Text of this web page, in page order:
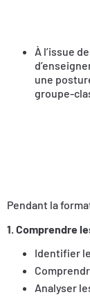
À l’issue
une
groupe-
Pendant la
1. Comprendre
Identifier
Analyser